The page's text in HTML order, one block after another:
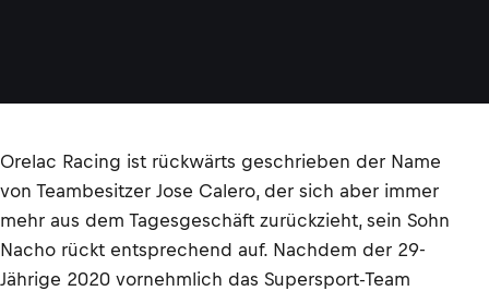
Orelac Racing ist rückwärts geschrieben der Name
von Teambesitzer Jose Calero, der sich aber immer
mehr aus dem Tagesgeschäft zurückzieht, sein Sohn
Nacho rückt entsprechend auf. Nachdem der 29-
Jährige 2020 vornehmlich das Supersport-Team